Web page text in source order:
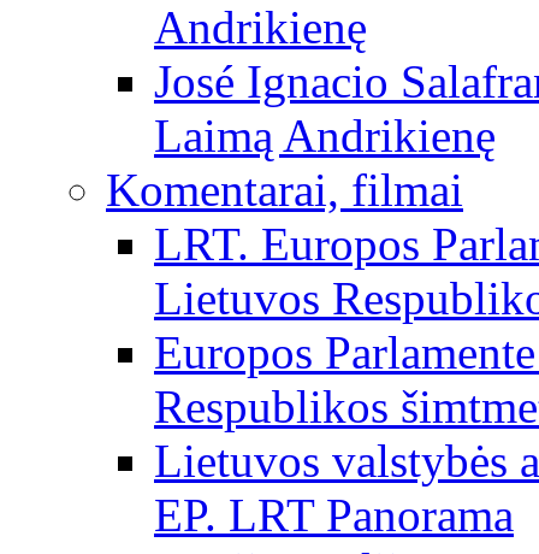
Andrikienę
José Ignacio
Laimą Andrikienę
Komentarai, filmai
LRT. Europos
Lietuvos
Europos
Respublikos
Lietuvos valstybės
EP. LRT Panorama